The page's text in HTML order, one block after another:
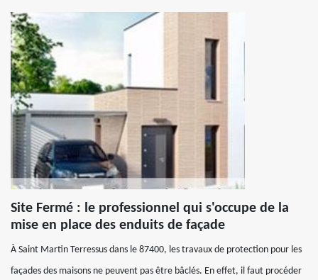
Site Fermé : le professionnel qui s'occupe de la
mise en place des enduits de façade
À Saint Martin Terressus dans le 87400, les travaux de protection pour les
façades des maisons ne peuvent pas être bâclés. En effet, il faut procéder